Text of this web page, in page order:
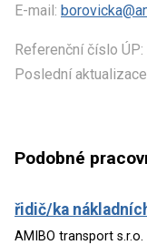
E-mail:
Referenční číslo ÚP:
Poslední
Podobné
řidič/ka
AMIBO transport